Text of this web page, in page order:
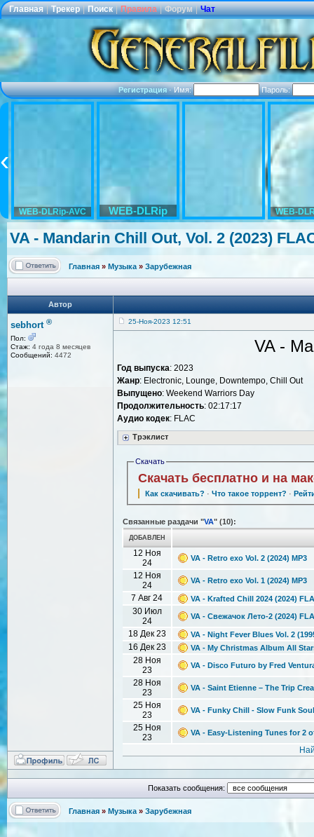
Главная | Трекер | Поиск | Правила | Форум | Чат
Регистрация·Имя: Пароль:
WEB-DLRip-AVC WEB-DLRip WEB-
VA - Mandarin Chill Out, Vol. 2 (2023)
Главная » Музыка » Зарубежная
Автор
sebhort ®
Пол:
Стаж: 4 года 8 месяцев
Сообщений: 4472
25-Ноя-2023 12:51
VA -
Год выпуска: 2023
Жанр: Electronic, Lounge, Downtempo, Chill Out
Выпущено: Weekend Warriors Day
Продолжительность: 02:17:17
Аудио кодек: FLAC
Трэклист
Скачать
Скачать бесплатно и на
Как скачивать? · Что такое торрент? ·
Связанные раздачи "VA" (10):
ДОБАВЛЕН
12 Ноя
24
VA - Retro exo Vol. 2 (2024) MP3
12 Ноя
24
VA - Retro exo Vol. 1 (2024) MP3
7 Авг 24 VA - Krafted Chill 2024 (2024)
30 Июл
24
VA - Свежачок Лето-2 (2024)
18 Дек 23 VA - Night Fever Blues Vol. 2
16 Дек 23 VA - My Christmas Album All
28 Ноя
23
VA - Disco Futuro by Fred
28 Ноя
23
VA - Saint Etienne – The Trip
25 Ноя
23
VA - Funky Chill - Slow Funk
25 Ноя
23
VA - Easy-Listening Tunes for 2
Показать сообщения:
Главная » Музыка » Зарубежная